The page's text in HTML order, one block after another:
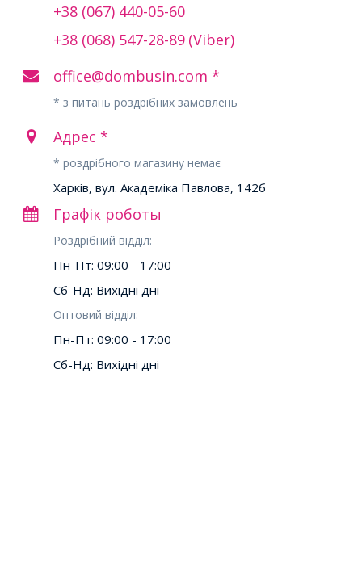
+38 (067) 440-05-60
+38 (068) 547-28-89 (Viber)
office@dombusin.com *
* з питань роздрібних замовлень
Адрес *
* роздрібного магазину немає
Харків, вул. Академіка Павлова, 142б
Графік роботы
Роздрібний відділ:
Пн-Пт: 09:00 - 17:00
Сб-Нд: Вихідні дні
Оптовий відділ:
Пн-Пт: 09:00 - 17:00
Сб-Нд: Вихідні дні